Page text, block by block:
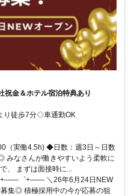
金＆ホテル宿泊特典あり
り徒歩7分◇車通勤OK
（実働4.5h) ◆日数：週3日～日数
みなさんが働きやすいよう柔軟に
、 まずは面接時に...
゜+―― ＼26年6月24日NEW
集◎ 積極採用中の今が応募の狙